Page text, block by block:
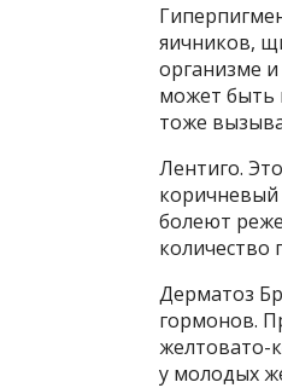
яичников,
организме
может быть
тоже
Лентиго.
болеют
количество
Дерматоз
гормонов.
желтовато-
у молодых